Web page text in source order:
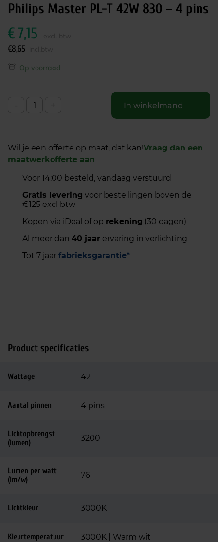
Philips Master PL-T 42W 830 – 4 pins
€7,15
€8,65
Op voorraad
In winkelmand
Wil je een offerte op maat, dat kan!Vraag dan een
maatwerkofferte aan
Voor 14:00 besteld, vandaag verstuurd
Gratis levering voor bestellingen boven de
€125 excl btw
Kopen via iDeal of op rekening (30 dagen)
Al meer dan 40 jaar ervaring in verlichting
Tot 7 jaar fabrieksgarantie*
Product specificaties
Wattage 42
Aantal pinnen 4 pins
Lichtopbrengst
(lumen)
3200
Lumen per watt
(lm/w)
76
Lichtkleur 3000K
Kleurtemperatuur 3000K | Warm wit